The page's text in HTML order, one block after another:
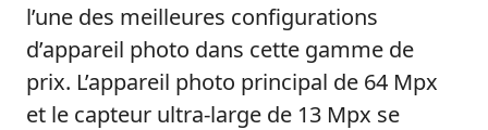
l’une des meilleures configurations
d’appareil photo dans cette gamme de
prix. L’appareil photo principal de 64 Mpx
et le capteur ultra-large de 13 Mpx se